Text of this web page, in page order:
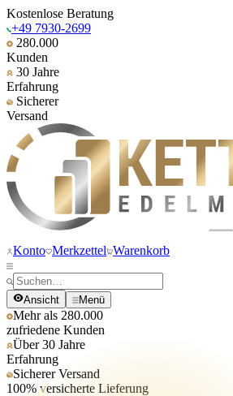
Kostenlose Beratung
+49 7930-2699
280.000
Kunden
30 Jahre
Erfahrung
Sicherer
Versand
Konto Merkzettel Warenkorb
Ansicht Menü
Mehr als 280.000
zufriedene Kunden
Über 30 Jahre
Erfahrung
Sicherer Versand
100% versicherte Lieferung